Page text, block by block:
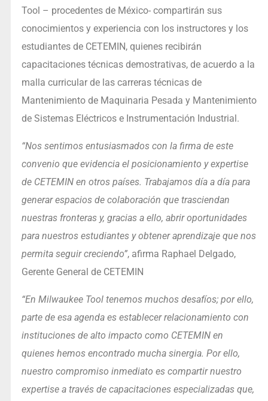
Tool – procedentes de México- compartirán sus
conocimientos y experiencia con los instructores y los
estudiantes de CETEMIN, quienes recibirán
capacitaciones técnicas demostrativas, de acuerdo a la
malla curricular de las carreras técnicas de
Mantenimiento de Maquinaria Pesada y Mantenimiento
de Sistemas Eléctricos e Instrumentación Industrial.
“Nos sentimos entusiasmados con la firma de este
convenio que evidencia el posicionamiento y expertise
de CETEMIN en otros países. Trabajamos día a día para
generar espacios de colaboración que trasciendan
nuestras fronteras y, gracias a ello, abrir oportunidades
para nuestros estudiantes y obtener aprendizaje que nos
permita seguir creciendo”, afirma Raphael Delgado,
Gerente General de CETEMIN
“En Milwaukee Tool tenemos muchos desafíos; por ello,
parte de esa agenda es establecer relacionamiento con
instituciones de alto impacto como CETEMIN en
quienes hemos encontrado mucha sinergia. Por ello,
nuestro compromiso inmediato es compartir nuestro
expertise a través de capacitaciones especializadas que,